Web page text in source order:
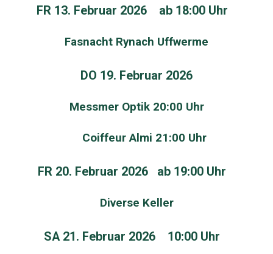
FR 13. Februar 2026 ab 18:00 Uhr
Fasnacht Rynach Uffwerme
DO 19. Februar 2026
Messmer Optik 20:00 Uhr
Coiffeur Almi 21:00 Uhr
FR 20. Februar 2026 ab 19:00 Uhr
Diverse Keller
SA 21. Februar 2026 10:00 Uhr